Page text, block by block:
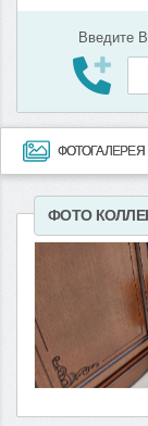
Введите
ФОТОГАЛЕРЕЯ
ФОТО